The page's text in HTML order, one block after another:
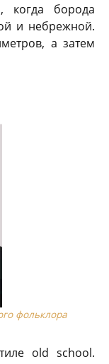
когда борода
и небрежной.
а затем
фольклора
old school.